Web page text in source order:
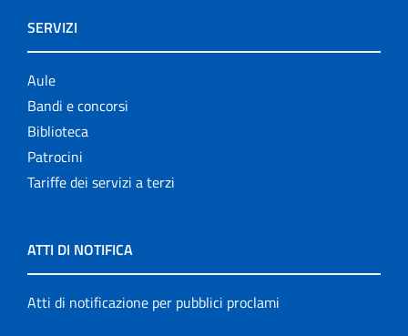
SERVIZI
Aule
Bandi e concorsi
Biblioteca
Patrocini
Tariffe dei servizi a terzi
ATTI DI NOTIFICA
Atti di notificazione per pubblici proclami